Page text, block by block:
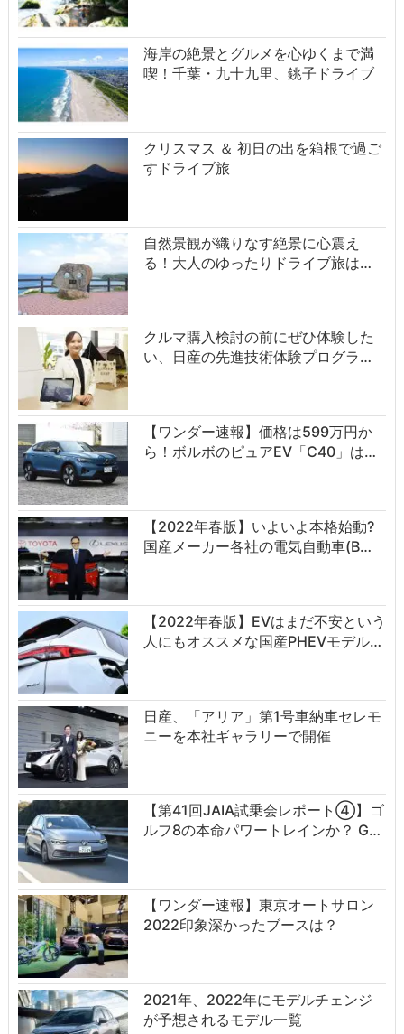
海岸の絶景とグルメを心ゆくまで満
喫！千葉・九十九里、銚子ドライブ
クリスマス ＆ 初日の出を箱根で過ご
すドライブ旅
自然景観が織りなす絶景に心震え
る！大人のゆったりドライブ旅は…
クルマ購入検討の前にぜひ体験した
い、日産の先進技術体験プログラ…
【ワンダー速報】価格は599万円か
ら！ボルボのピュアEV「C40」は…
【2022年春版】いよいよ本格始動?
国産メーカー各社の電気自動車(B…
【2022年春版】EVはまだ不安という
人にもオススメな国産PHEVモデル…
日産、「アリア」第1号車納車セレモ
ニーを本社ギャラリーで開催
【第41回JAIA試乗会レポート④】ゴ
ルフ8の本命パワートレインか？ G…
【ワンダー速報】東京オートサロン
2022印象深かったブースは？
2021年、2022年にモデルチェンジ
が予想されるモデル一覧